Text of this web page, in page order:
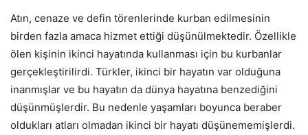
Atın, cenaze ve defin törenlerinde kurban edilmesinin
birden fazla amaca hizmet ettiği düşünülmektedir. Özellikle
ölen kişinin ikinci hayatında kullanması için bu kurbanlar
gerçekleştirilirdi. Türkler, ikinci bir hayatın var olduğuna
inanmışlar ve bu hayatın da dünya hayatına benzediğini
düşünmüşlerdir. Bu nedenle yaşamları boyunca beraber
oldukları atları olmadan ikinci bir hayatı düşünememişlerdi.